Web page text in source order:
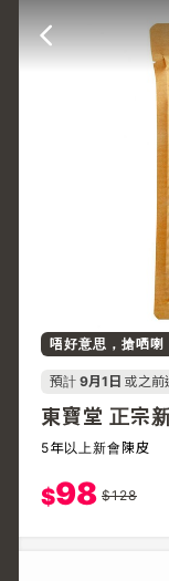
唔好意思，搶哂喇
預計 9月1日 或之前
東寶堂 正宗
5年以上新會陳皮
$98 $128